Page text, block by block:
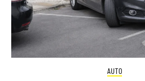
AUTO